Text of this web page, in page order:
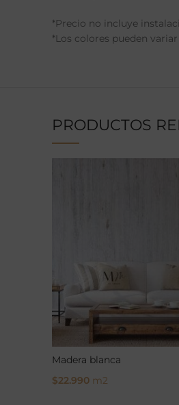
*Precio no incluye
*Los colores pueden
PRODUCTOS
Madera blanca
$22.990 m2